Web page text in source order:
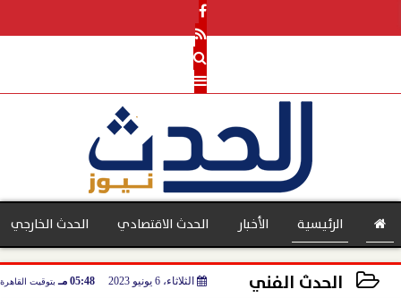
الرئيسية الأخبار الحدث الاقتصادي الحدث الخارجي
الحدث الفني الثلاثاء، 6 يونيو 2023 05:48 مـ بتوقيت القاهرة